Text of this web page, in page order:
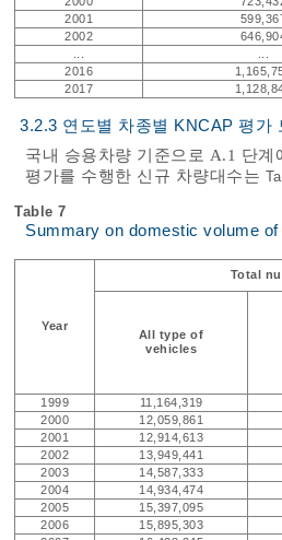
2001
2002
2016
2017
3.2.3 연도별 차종별 KNCAP 평가
국내 승용차량 기준으로 A.1 단
평가를 수행한 신규 차량대수는
Table 7
Summary on domestic volume
Year
Total
All type of
vehicles
1999 11,164,319
2000
12,059,861
2001
12,914,613
2002
13,949,441
2003
14,587,333
2004
14,934,474
2005
15,397,095
2006
15,895,303